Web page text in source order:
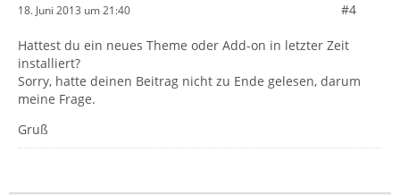
18. Juni 2013 um 21:40 #4
Hattest du ein neues Theme oder Add-on in letzter Zeit
installiert?
Sorry, hatte deinen Beitrag nicht zu Ende gelesen, darum
meine Frage.
Gruß